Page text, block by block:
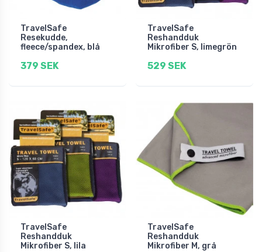
TravelSafe
Resekudde,
fleece/spandex, blå
379 SEK
TravelSafe
Reshandduk
Mikrofiber S, limegrön
529 SEK
TravelSafe
Reshandduk
Mikrofiber S, lila
TravelSafe
Reshandduk
Mikrofiber M, grå